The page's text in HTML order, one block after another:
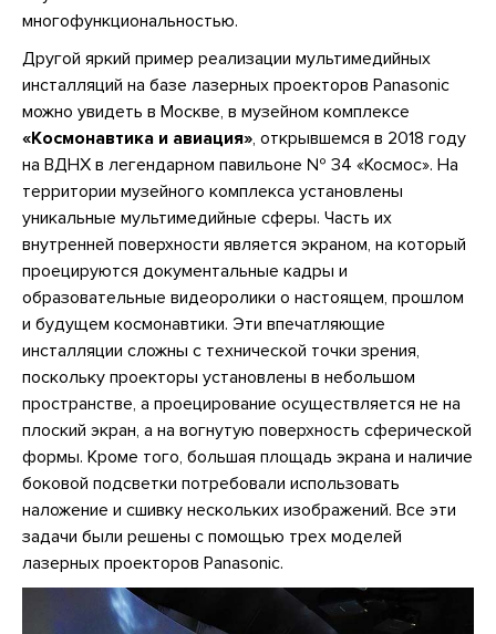
многофункциональностью.
Другой яркий пример реализации мультимедийных
инсталляций на базе лазерных проекторов Panasonic
можно увидеть в Москве, в музейном комплексе
«Космонавтика и авиация», открывшемся в 2018 году
на ВДНХ в легендарном павильоне № 34 «Космос». На
территории музейного комплекса установлены
уникальные мультимедийные сферы. Часть их
внутренней поверхности является экраном, на который
проецируются документальные кадры и
образовательные видеоролики о настоящем, прошлом
и будущем космонавтики. Эти впечатляющие
инсталляции сложны с технической точки зрения,
поскольку проекторы установлены в небольшом
пространстве, а проецирование осуществляется не на
плоский экран, а на вогнутую поверхность сферической
формы. Кроме того, большая площадь экрана и наличие
боковой подсветки потребовали использовать
наложение и сшивку нескольких изображений. Все эти
задачи были решены с помощью трех моделей
лазерных проекторов Panasonic.